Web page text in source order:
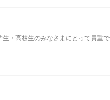
・高校生のみなさまにとって貴重で